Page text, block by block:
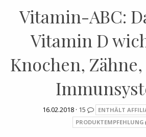
Vitamin-ABC:
Vitamin D
Knochen,
16.02.2018 · 15
ENTHÄLT
PRODUKTEMPFEHLUNG